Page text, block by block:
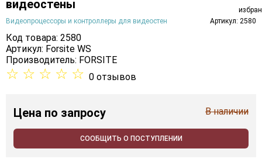
видеостены
Видеопроцессоры и контроллеры для видеостен Артикул: 2580
Код товара: 2580
Артикул: Forsite WS
Производитель: FORSITE
☆ ☆ ☆ ☆ ☆ 0 отзывов
Цена по запросу В наличии
СООБЩИТЬ О ПОСТУПЛЕНИИ